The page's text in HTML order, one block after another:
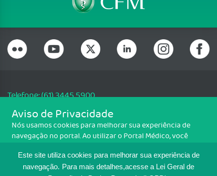
Este site utiliza cookies para melhorar sua experiência de
navegação. Para mais detalhes,acesse a Lei Geral de
Telefone: (61) 3445 5900
Email: cfm@portalmedico.org.br
SGAS 616, Conjunto D, Lote 115, L2 Sul, Brasília/DF - CEP: 70200-760 -
CNPJ: 33.583.550/0001-30
MAPA DO SITE
Aviso de Privacidade
Nós usamos cookies para melhorar sua experiência de
navegação no portal. Ao utilizar o Portal Médico, você
Para ter mais informações sobre como isso é feito, acesse
Política de cookies. Se você concorda, clique em ACEITO.